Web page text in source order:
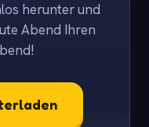
herunter und
Abend Ihren